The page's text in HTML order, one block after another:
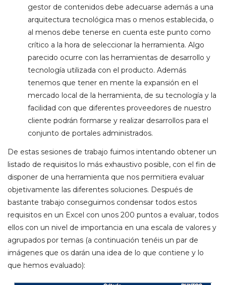
gestor de contenidos debe adecuarse además a una
arquitectura tecnológica mas o menos establecida, o
al menos debe tenerse en cuenta este punto como
crítico a la hora de seleccionar la herramienta. Algo
parecido ocurre con las herramientas de desarrollo y
tecnología utilizada con el producto. Además
tenemos que tener en mente la expansión en el
mercado local de la herramienta, de su tecnología y la
facilidad con que diferentes proveedores de nuestro
cliente podrán formarse y realizar desarrollos para el
conjunto de portales administrados.
De estas sesiones de trabajo fuimos intentando obtener un
listado de requisitos lo más exhaustivo posible, con el fin de
disponer de una herramienta que nos permitiera evaluar
objetivamente las diferentes soluciones. Después de
bastante trabajo conseguimos condensar todos estos
requisitos en un Excel con unos 200 puntos a evaluar, todos
ellos con un nivel de importancia en una escala de valores y
agrupados por temas (a continuación tenéis un par de
imágenes que os darán una idea de lo que contiene y lo
que hemos evaluado):